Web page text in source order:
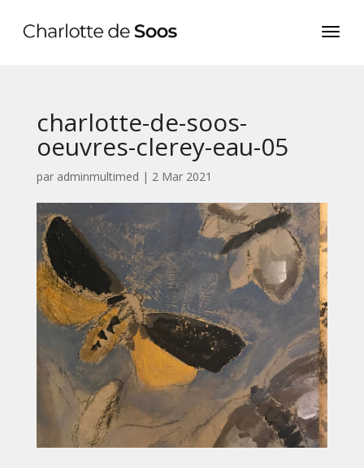
charlotte-de-soos-
oeuvres-clerey-eau-05
par adminmultimed | 2 Mar 2021